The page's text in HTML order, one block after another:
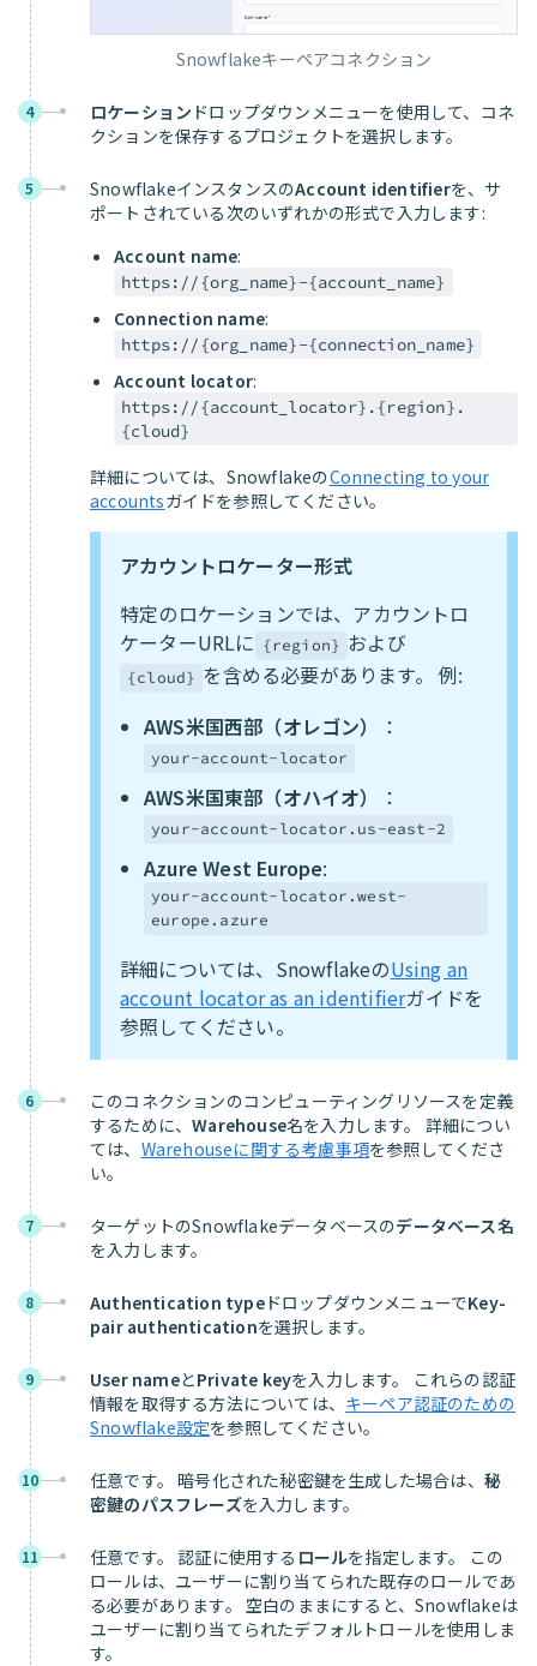
Snowflakeキーペアコネクション
4 ロケーション ドロップダウンメニューを使用して、コネ
クションを保存するプロジェクトを選択します。
5 SnowflakeインスタンスのAccount identifierを、サ
ポートされている次のいずれかの形式で入力します:
Account name:
https://{org_name}-{account_name}
Connection name:
https://{org_name}-{connection_name}
Account locator:
https://{account_locator}.{region}.
{cloud}
詳細については、SnowflakeのConnecting to your
accountsガイドを参照してください。
アカウントロケーター形式
特定のロケーションでは、アカウントロ
ケーターURLに {region} および
{cloud} を含める必要があります。 例:
AWS米国西部（オレゴン）
：
your-account-locator
AWS米国東部（オハイオ） ：
your-account-locator.us-east-2
Azure West Europe:
your-account-locator.west-
europe.azure
詳細については、SnowflakeのUsing an
account locator as an identifierガイドを
参照してください。
6
このコネクションのコンピューティングリソースを定義
するために、Warehouse名を入力します。 詳細につい
ては、 Warehouseに関する考慮事項を参照してくださ
い。
7 ターゲットのSnowflakeデータベースのデータベース名
を入力します。
8 Authentication typeドロップダウンメニューでKey-
pair authenticationを選択します。
9 User nameとPrivate keyを入力します。 これらの認証
情報を取得する方法については、 キーペア認証のための
Snowflake設定を参照してください。
10 任意です。 暗号化された秘密鍵を生成した場合は、 秘
密鍵のパスフレーズを入力します。
11 任意です。 認証に使用する ロールを指定します。 この
ロールは、ユーザーに割り当てられた既存のロールであ
る必要があります。 空白のままにすると、Snowflakeは
ユーザーに割り当てられたデフォルトロールを使用しま
す。